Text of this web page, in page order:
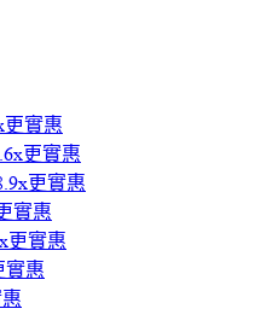
更實惠
更實惠
更實惠
實惠
更實惠
實惠